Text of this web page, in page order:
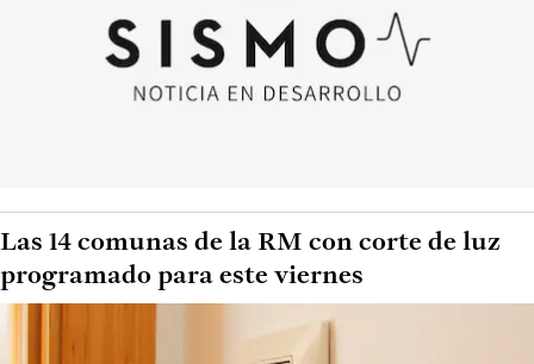
Las 14 comunas de la RM con corte de luz
programado para este viernes